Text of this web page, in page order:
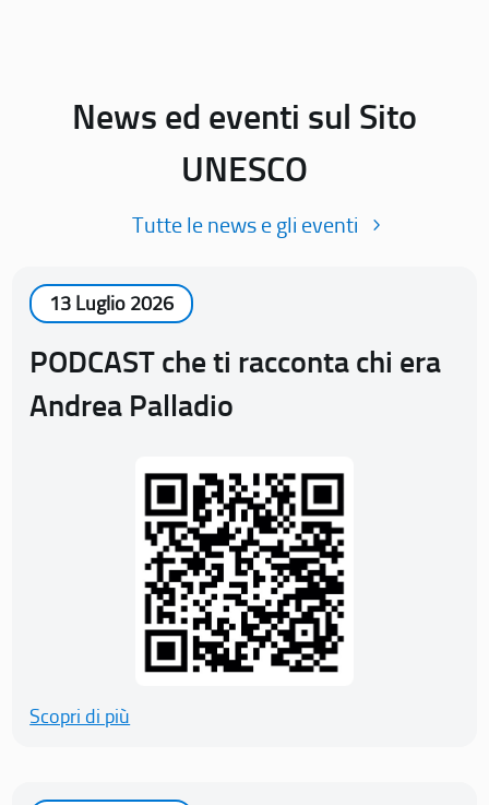
News ed eventi sul Sito
UNESCO
Tutte le news e gli eventi
13 Luglio 2026
PODCAST che ti racconta chi era
Andrea Palladio
Scopri di più